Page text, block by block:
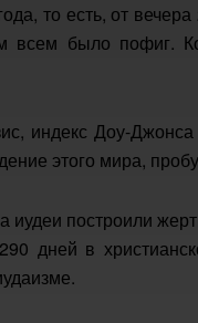
то есть, от
всем было пофиг.
индекс Доу-
этого мира,
построили
дней в